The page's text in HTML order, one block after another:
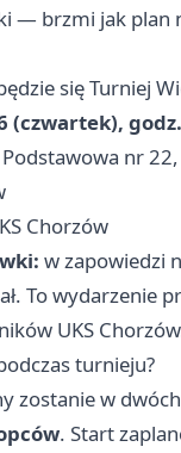
— brzmi jak plan
się Turniej
(czwartek),
Podstawowa nr
Chorzów
w zapowiedzi
To wydarzenie
UKS
turnieju?
zostanie w
. Start